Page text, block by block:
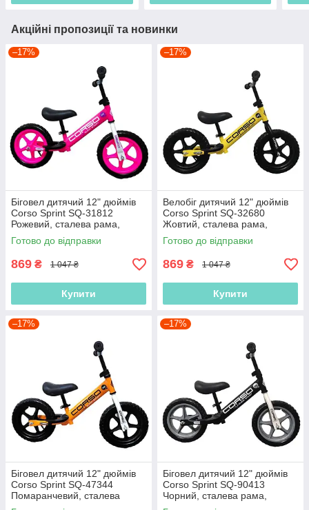
Акційні пропозиції та новинки
–17%
Біговел дитячий 12" дюймів
Corso Sprint SQ-31812
Рожевий, сталева рама,
колеса EVA (піна), підставка
для ніжок, Велобіг
Готово до відправки
869 ₴ 1 047 ₴
Купити
–17%
Велобіг дитячий 12" дюймів
Corso Sprint SQ-32680
Жовтий, сталева рама,
колеса EVA (піна), підставка
для ніжок, Біговел
Готово до відправки
869 ₴ 1 047 ₴
Купити
–17%
Біговел дитячий 12" дюймів
Corso Sprint SQ-47344
Помаранчевий, сталева
рама, колеса EVA (піна),
–17%
Біговел дитячий 12" дюймів
Corso Sprint SQ-90413
Чорний, сталева рама,
колеса EVA (піна), підставка